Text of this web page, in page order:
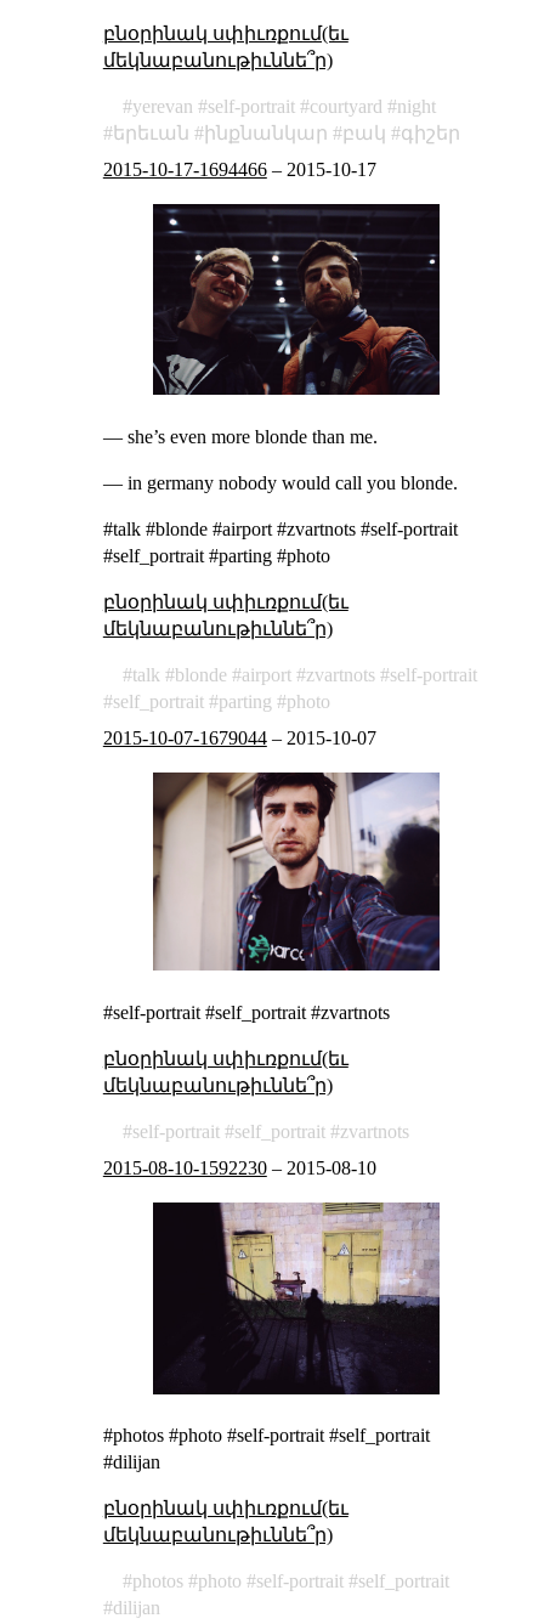
բնօրինակ սփիւռքում(եւ
մեկնաբանութիւննե՞ր)
yerevan self-portrait courtyard
night
երեւան
ինքնանկար բակ
գիշեր
2015-10-17-1694466– 2015-10-17
— she’s even more blonde than me.
— in germany nobody would call you blonde.
#talk #blonde #airport #zvartnots #self-portrait
#self_portrait #parting #photo
բնօրինակ սփիւռքում(եւ
մեկնաբանութիւննե՞ր)
talk blonde airport zvartnots
self-portrait
self_portrait
parting
photo
2015-10-07-1679044– 2015-10-07
#self-portrait #self_portrait #zvartnots
բնօրինակ սփիւռքում(եւ
մեկնաբանութիւննե՞ր)
self-portrait self_portrait
zvartnots
2015-08-10-1592230– 2015-08-10
#photos #photo #self-portrait #self_portrait
#dilijan
բնօրինակ սփիւռքում(եւ
մեկնաբանութիւննե՞ր)
photos photo self-portrait
self_portrait
dilijan